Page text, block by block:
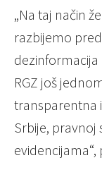
„Na taj način
razbijemo
RGZ još
transparentna
Srbije, pravnoj